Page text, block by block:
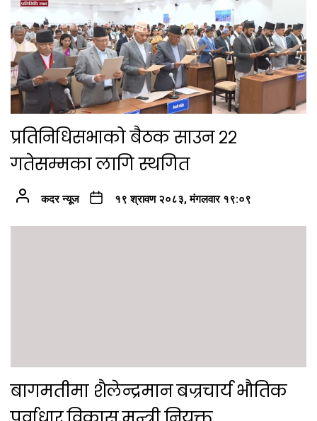
प्रतिनिधिसभाको बैठक साउन २२
गतेसम्मका लागि स्थगित
कदर न्यूज १९ श्रावण २०८३, मंगलवार १९:०९
बागमतीमा शैलेन्द्रमान बज्रचार्य भौतिक